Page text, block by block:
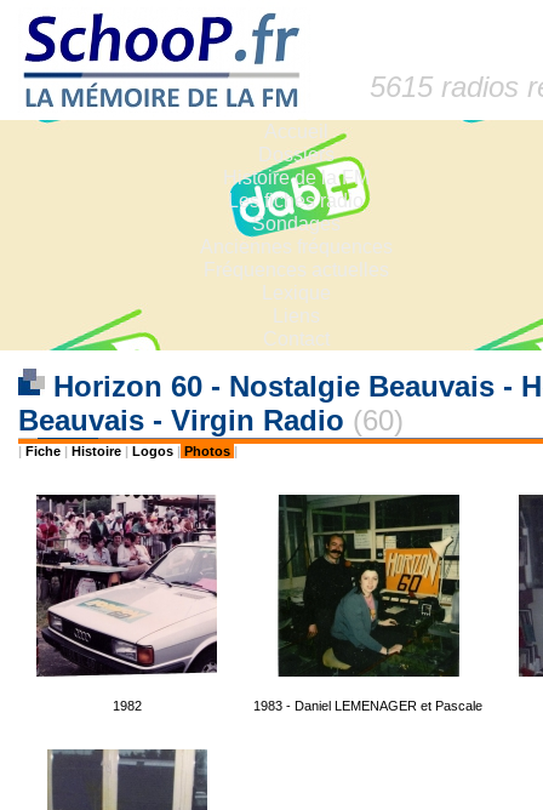
5615 radios
Accueil
Dossiers
Histoire de la FM
Les fiches radio
Sondages
Anciennes fréquences
Fréquences actuelles
Lexique
Liens
Contact
Horizon 60 - Nostalgie Beauvais -
Beauvais - Virgin Radio (60)
| Fiche | Histoire | Logos | Photos |
1982 1983 - Daniel LEMENAGER et Pascale